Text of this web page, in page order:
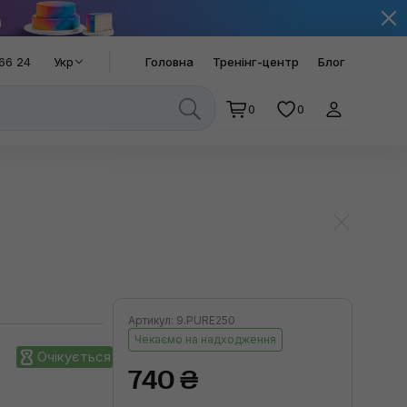
24 Укр Головна Тренінг-центр Блог
0 0
Очікується
Артикул: 9.PURE250
Чекаємо на надходження
740 ₴